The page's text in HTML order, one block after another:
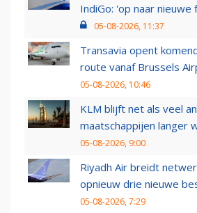
IndiGo: 'op naar nieuwe
05-08-2026, 11:37
Transavia opent
route vanaf Brussels
05-08-2026, 10:46
KLM blijft net als veel
maatschappijen langer
05-08-2026, 9:00
Riyadh Air breidt
opnieuw drie nieuwe
05-08-2026, 7:29